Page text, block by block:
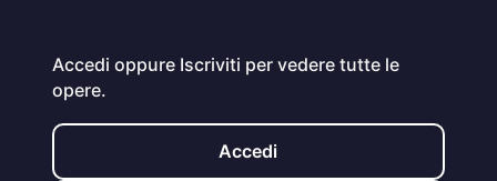
Accedi oppure Iscriviti per vedere tutte le
opere.
Accedi